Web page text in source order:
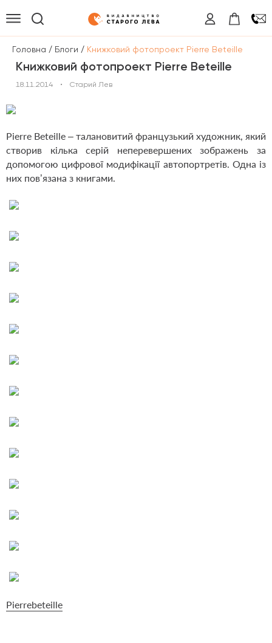
Головна / Блоги / Книжковий фотопроект Pierre Beteille
Книжковий фотопроект Pierre Beteille
18.11.2014 • Старий Лев
Pierre Beteille – талановитий французький художник, який
створив кілька серій неперевершених зображень за
допомогою цифрової модифікації автопортретів. Одна із
них пов’язана з книгами.
Pierrebeteille